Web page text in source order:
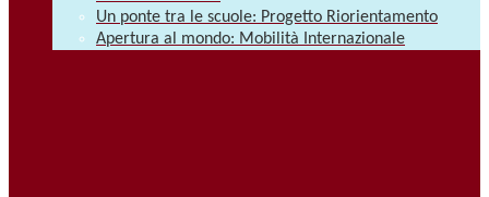
Un ponte tra le scuole: Progetto Riorientamento
Apertura al mondo: Mobilità Internazionale